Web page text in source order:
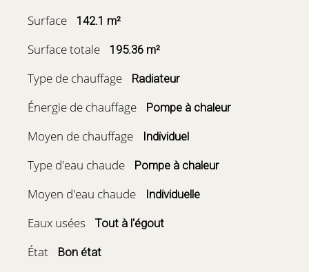
Surface 142.1 m²
Surface totale 195.36 m²
Type de chauffage Radiateur
Énergie de chauffage Pompe à chaleur
Moyen de chauffage Individuel
Type d'eau chaude Pompe à chaleur
Moyen d'eau chaude Individuelle
Eaux usées Tout à l'égout
État Bon état